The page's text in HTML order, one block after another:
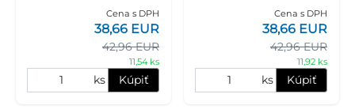
konzervičiek prinesie
milovníčkam rýb
pravidelnú zmenu od
Cena s DPH
42,96 EUR
38,66 EUR
11,54 ks
ks Kúpiť
želé sa mačiatkam ľahko
prijímajú a samostatné
Cena s DPH
42,96 EUR
38,66 EUR
11,92 ks
ks Kúpiť